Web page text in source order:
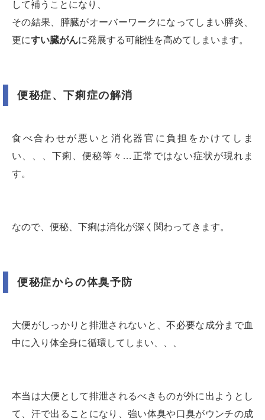
して補うことになり、
その結果、膵臓がオーバーワークになってしまい膵炎、
更にすい臓がんに発展する可能性を高めてしまいます。
便秘症、下痢症の解消
食べ合わせが悪いと消化器官に負担をかけてしま
い、、、下痢、便秘等々…正常ではない症状が現れま
す。
なので、便秘、下痢は消化が深く関わってきます。
便秘症からの体臭予防
大便がしっかりと排泄されないと、不必要な成分まで血
中に入り体全身に循環してしまい、、、
本当は大便として排泄されるべきものが外に出ようとし
て、汗で出ることになり、強い体臭や口臭がウンチの成